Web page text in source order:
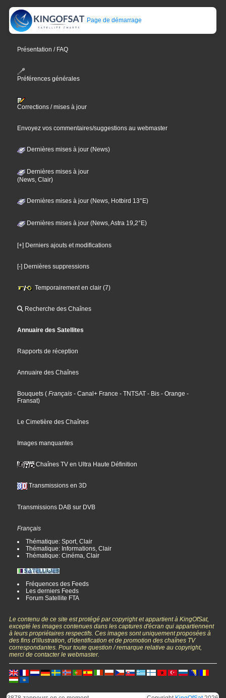
Page de démarrage
Présentation / FAQ
Préférences générales
Corrections / mises à jour
Envoyez vos commentaires/suggestions au webmaster
Dernières mises à jour (News)
Dernières mises à jour
(News, Clair)
Dernières mises à jour (News, Hotbird 13°E)
Dernières mises à jour (News, Astra 19,2°E)
[+] Derniers ajouts et modifications
[-] Dernières suppressions
Temporairement en clair (7)
Recherche des Chaînes
Annuaire des Satellites
Rapports de réception
Annuaire des Chaînes
Bouquets ( Français - Canal+ France - TNTSAT - Bis - Orange -
Fransat)
Le Cimetière des Chaînes
Images manquantes
Chaînes TV en Ultra Haute Définition
Transmissions en 3D
Transmissions DAB sur DVB
Français
Thématique: Sport, Clair
Thématique: Informations, Clair
Thématique: Cinéma, Clair
Fréquences des Feeds
Les derniers Feeds
Forum Satellite FTA
Le contenu de ce site est protégé par copyright et appartient à KingOfSat,
excepté les images contenues dans les captures d'écran qui appartiennent
à leurs propriétaires respectifs. Ces images sont uniquement proposées à
des fins d'illustration, d'identification et de promotion des chaînes TV
correspondantes. Pour toute question / remarque relative au copyright,
merci de contacter le webmaster.